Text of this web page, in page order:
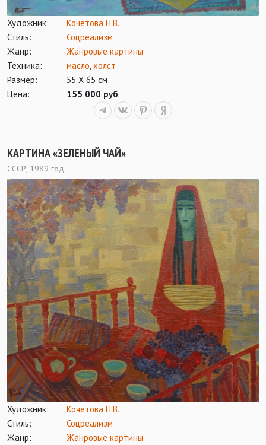
Художник:
Кочетова Н.В.
Стиль:
Соцреализм
Жанр:
Жанровые картины
Техника:
масло,холст
Размер:
55 Х 65 см
Цена:
155 000 руб
КАРТИНА «ЗЕЛЕНЫЙ ЧАЙ»
СССР, 1989 год
Художник:
Кочетова Н.В.
Стиль:
Соцреализм
Жанр:
Жанровые картины